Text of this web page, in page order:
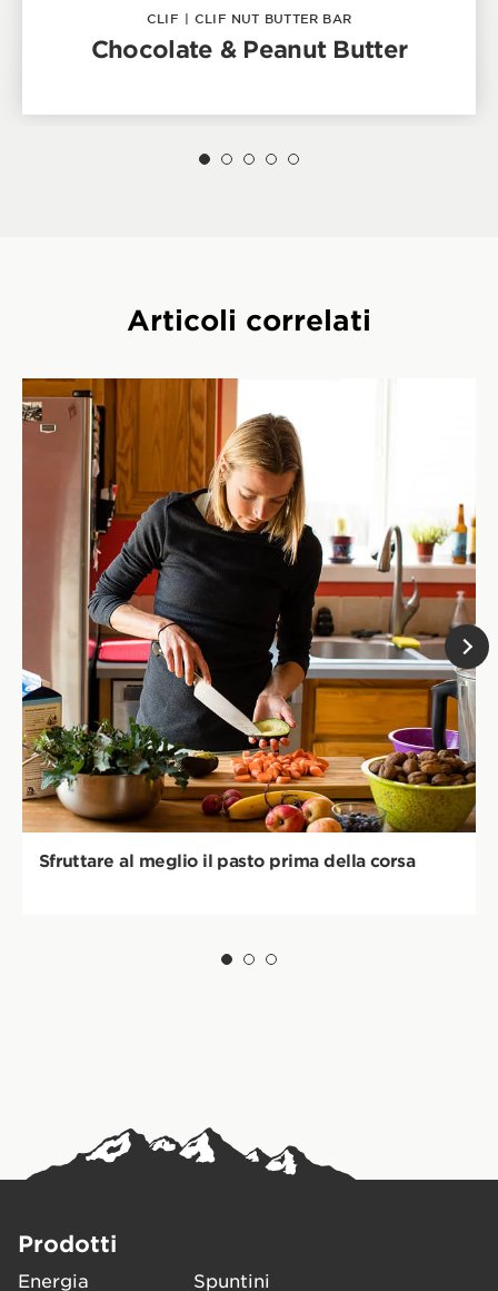
CLIF | CLIF NUT BUTTER BAR
Chocolate & Peanut Butter
Articoli correlati
Sfruttare al meglio il pasto prima della corsa
Prodotti
Energia Spuntini